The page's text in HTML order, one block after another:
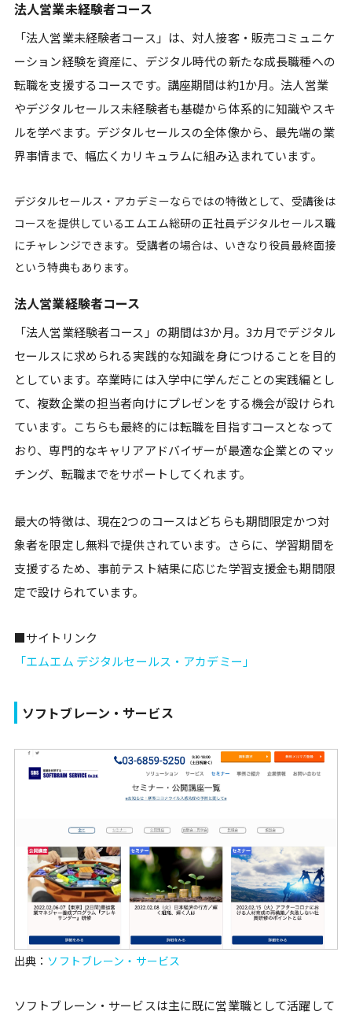
法人営業未経験者コース
「法人営業未経験者コース」は、対人接客・販売コミュニケ
ーション経験を資産に、デジタル時代の新たな成長職種への
転職を支援するコースです。講座期間は約1か月。法人営業
やデジタルセールス未経験者も基礎から体系的に知識やスキ
ルを学べます。デジタルセールスの全体像から、最先端の業
界事情まで、幅広くカリキュラムに組み込まれています。
デジタルセールス・アカデミーならではの特徴として、受講後は
コースを提供しているエムエム総研の正社員デジタルセールス職
にチャレンジできます。受講者の場合は、いきなり役員最終面接
という特典もあります。
法人営業経験者コース
「法人営業経験者コース」の期間は3か月。3カ月でデジタル
セールスに求められる実践的な知識を身につけることを目的
としています。卒業時には入学中に学んだことの実践編とし
て、複数企業の担当者向けにプレゼンをする機会が設けられ
ています。こちらも最終的には転職を目指すコースとなって
おり、専門的なキャリアアドバイザーが最適な企業とのマッ
チング、転職までをサポートしてくれます。
最大の特徴は、現在2つのコースはどちらも期間限定かつ対
象者を限定し無料で提供されています。さらに、学習期間を
支援するため、事前テスト結果に応じた学習支援金も期間限
定で設けられています。
■サイトリンク
「エムエム デジタルセールス・アカデミー」
ソフトブレーン・サービス
出典： ソフトブレーン・サービス
ソフトブレーン・サービスは主に既に営業職として活躍して